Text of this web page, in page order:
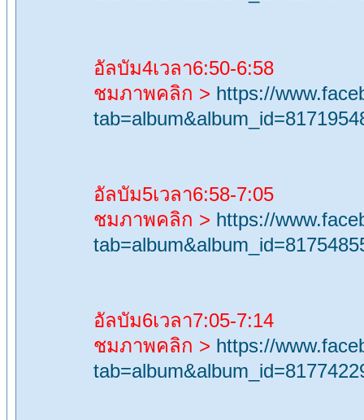
อัลบัม4เวลา6:50-6:58
ชมภาพคลิก > https://
อัลบัม5เวลา6:58-7:05
ชมภาพคลิก > https://
อัลบัม6เวลา7:05-7:14
ชมภาพคลิก > https://